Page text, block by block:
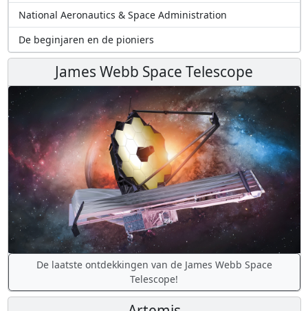
National Aeronautics & Space Administration
De beginjaren en de pioniers
James Webb Space Telescope
De laatste ontdekkingen van de James Webb Space
Telescope!